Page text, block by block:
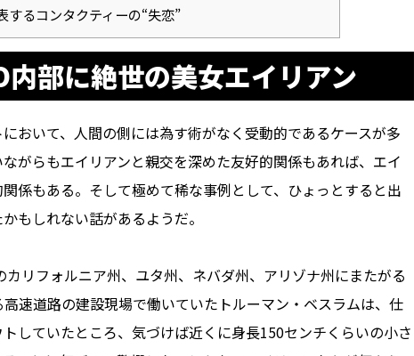
するコンタクティーの“失恋”
部に絶世の美女エイリアン
おいて、人間の側には為す術がなく受動的であるケースが多
がらもエイリアンと親交を深めた友好的関係もあれば、エイ
係もある。そして極めて稀な事例として、ひょっとすると出
もしれない話があるようだ。
リフォルニア州、ユタ州、ネバダ州、アリゾナ州にまたがる
速道路の建設現場で働いていたトルーマン・ベスラムは、仕
していたところ、気づけば近くに身長150センチくらいの小さ